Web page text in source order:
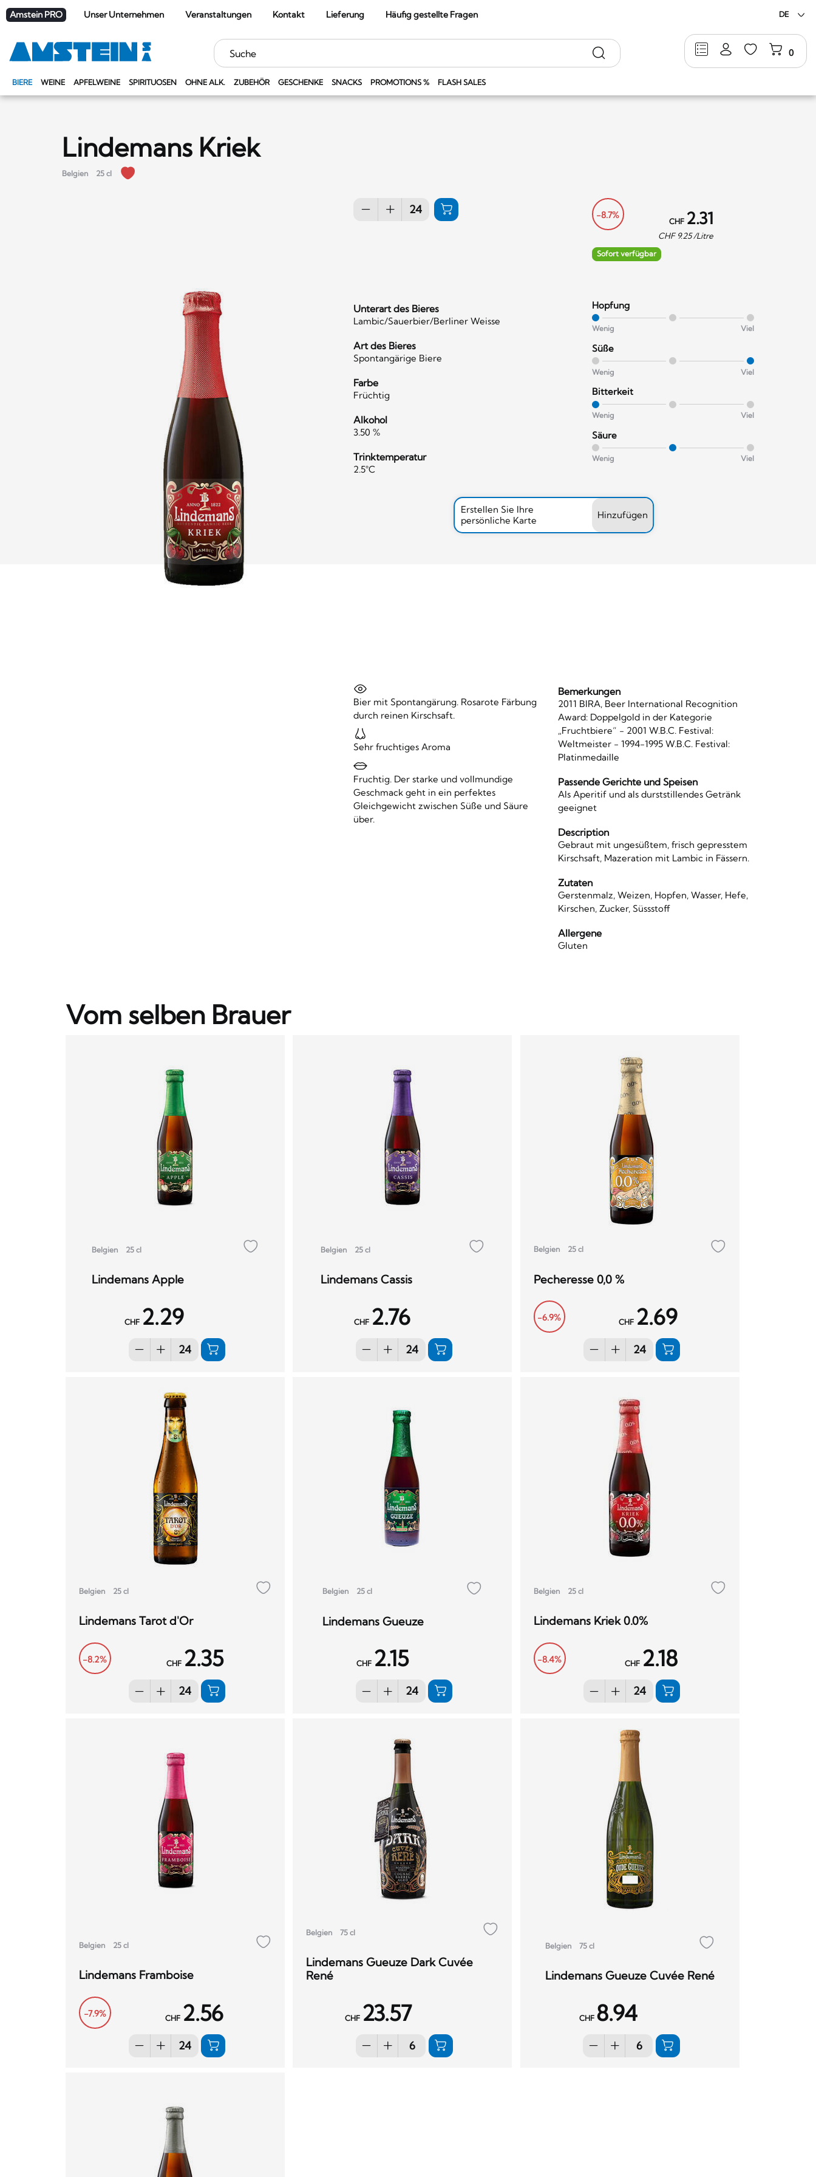
Amstein PRO Unser Unternehmen Veranstaltungen Kontakt Lieferung Häufig gestellte Fragen DE
BIERE WEINE APFELWEINE SPIRITUOSEN OHNE ALK. ZUBEHÖR GESCHENKE SNACKS PROMOTIONS % FLASH SALES
0
Stichwörter Suche
Lindemans Kriek
Belgien 25 cl
-8.7%
CHF 2.31
CHF 9.25/Litre
Sofort verfügbar
Unterart des Bieres
Lambic/Sauerbier/Berliner Weisse
Art des Bieres
Spontangärige Biere
Farbe
Früchtig
Alkohol
3.50 %
Trinktemperatur
2.5°C
Hopfung
Wenig Viel
Süße
Wenig Viel
Bitterkeit
Wenig Viel
Säure
Wenig Viel
Erstellen Sie Ihre
persönliche Karte
Hinzufügen
Bier mit Spontangärung. Rosarote Färbung
durch reinen Kirschsaft.
Sehr fruchtiges Aroma
Fruchtig. Der starke und vollmundige
Geschmack geht in ein perfektes
Gleichgewicht zwischen Süße und Säure
über.
Bemerkungen
2011 BIRA, Beer International Recognition
Award: Doppelgold in der Kategorie
„Fruchtbiere“ - 2001 W.B.C. Festival:
Weltmeister - 1994-1995 W.B.C. Festival:
Platinmedaille
Passende Gerichte und Speisen
Als Aperitif und als durststillendes Getränk
geeignet
Description
Gebraut mit ungesüßtem, frisch gepresstem
Kirschsaft, Mazeration mit Lambic in Fässern.
Zutaten
Gerstenmalz, Weizen, Hopfen, Wasser, Hefe,
Kirschen, Zucker, Süssstoff
Allergene
Gluten
Vom selben Brauer
Belgien 25 cl
Lindemans Apple
CHF 2.29
Belgien 25 cl
Lindemans Cassis
CHF 2.76
Belgien 25 cl
Pecheresse 0,0 %
-6.9% CHF 2.69
Belgien 25 cl
Lindemans Tarot d'Or
-8.2% CHF 2.35
Belgien 25 cl
Lindemans Gueuze
CHF 2.15
Belgien 25 cl
Lindemans Kriek 0.0%
-8.4% CHF 2.18
Belgien 25 cl
Lindemans Framboise
-7.9% CHF 2.56
Belgien 75 cl
Lindemans Gueuze Dark Cuvée
René
CHF 23.57
Belgien 75 cl
Lindemans Gueuze Cuvée René
CHF 8.94